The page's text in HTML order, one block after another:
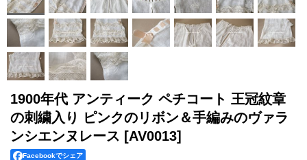
1900年代 アンティーク ペチコート 王冠紋章
の刺繍入り ピンクのリボン＆手編みのヴァラ
ンシエンヌレース [AV0013]
Facebookでシェア